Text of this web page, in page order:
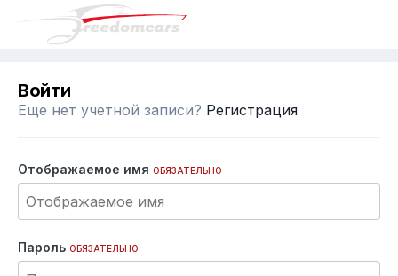
Войти
Еще нет учетной записи? Регистрация
Отображаемое имя ОБЯЗАТЕЛЬНО
Пароль ОБЯЗАТЕЛЬНО